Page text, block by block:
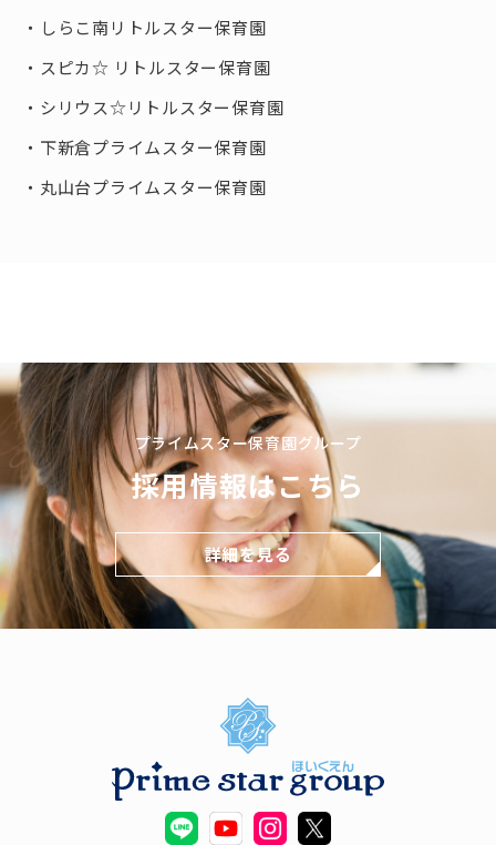
しらこ南リトルスター保育園
スピカ☆ リトルスター保育園
シリウス☆リトルスター保育園
下新倉プライムスター保育園
丸山台プライムスター保育園
プライムスター保育園グループ
採用情報はこちら
詳細を見る